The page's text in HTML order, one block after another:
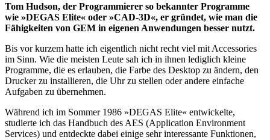
Tom Hudson, der Programmierer so bekannter Programme
wie »DEGAS Elite« oder »CAD-3D«, er gründet, wie man die
Fähigkeiten von GEM in eigenen Anwendungen besser nutzt.
Bis vor kurzem hatte ich eigentlich nicht recht viel mit Accessories
im Sinn. Wie die meisten Leute sah ich in ihnen lediglich kleine
Programme, die es erlauben, die Farbe des Desktop zu ändern, den
Drucker zu installieren, die Uhr zu stellen oder andere einfache
Aufgaben zu übernehmen.
Während ich im Sommer 1986 »DEGAS Elite« entwickelte,
studierte ich das Handbuch des AES (Application Environment
Services) und entdeckte dabei einige sehr interessante Funktionen,